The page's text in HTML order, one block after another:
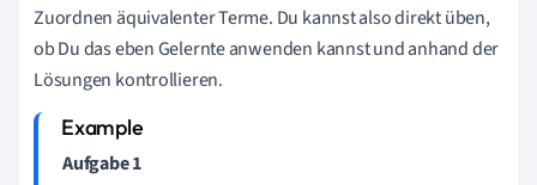
Zuordnen äquivalenter Terme. Du kannst also direkt üben,
ob Du das eben Gelernte anwenden kannst und anhand der
Lösungen kontrollieren.
Aufgabe 1